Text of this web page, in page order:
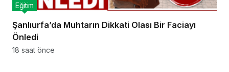
Şanlıurfa’da Muhtarın Dikkati Olası Bir Faciayı
Önledi
Eğitim
18 saat önce